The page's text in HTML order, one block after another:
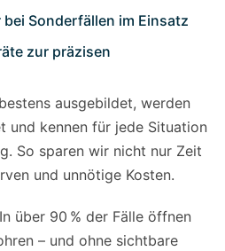
Sonderfällen im Einsatz
zur präzisen
ausgebildet, werden
und kennen für jede Situation
So sparen wir nicht nur Zeit
und unnötige Kosten.
über 90 % der Fälle öffnen
– und ohne sichtbare